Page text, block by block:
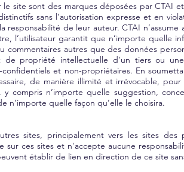
site sont des marques déposées par CTAI
sans l’autorisation expresse et en
de leur auteur. CTAI
l’utilisateur garantit que n’importe quelle
commentaires autres que des données
propriété intellectuelle d’un tiers ou
et non-propriétaires. En
de manière illimité et irrévocable,
y compris n’importe quelle suggestion,
n’importe quelle façon qu’elle le choisira.
sites, principalement vers les sites des
sur ces sites et n'accepte aucune
établir de lien en direction de ce site